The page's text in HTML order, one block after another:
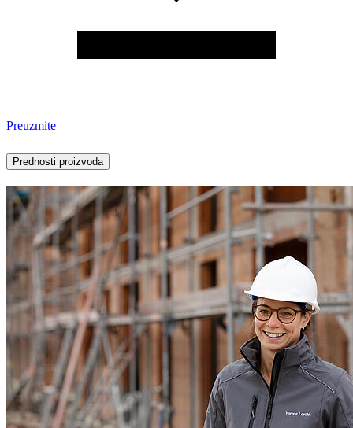
Preuzmite
Prednosti proizvoda